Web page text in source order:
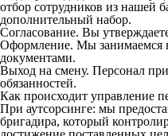
отбор сотрудников из нашей
дополнительный набор.
Согласование. Вы
Оформление. Мы занимаемся
документами.
Выход на смену. Персонал
обязанностей.
Как происходит управление
При аутсорсинге: мы
бригадира, который